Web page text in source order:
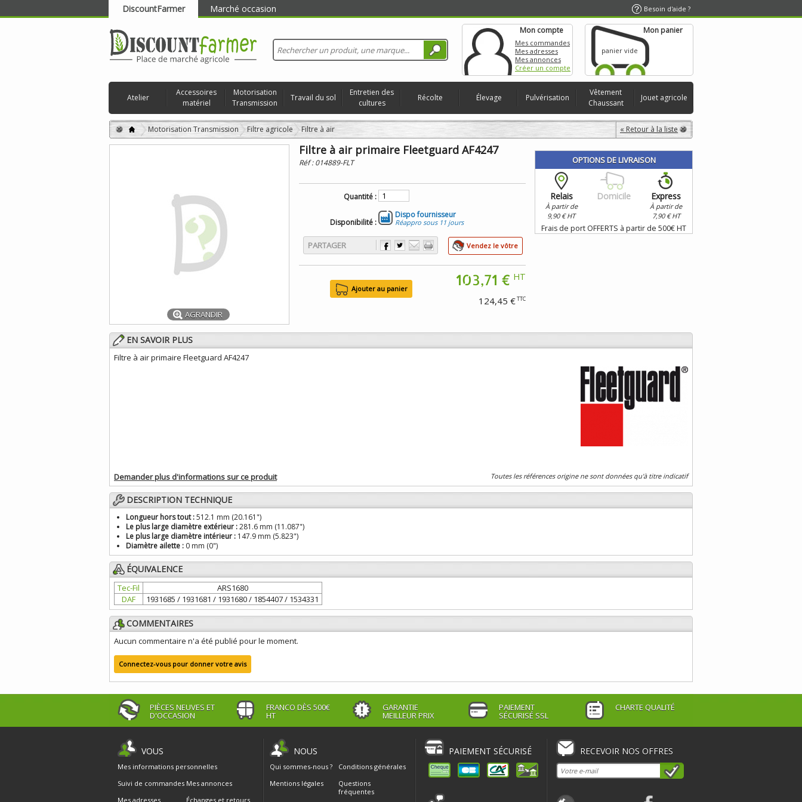
DiscountFarmer Marché occasion Besoin d'aide ?
RECHERCHER
Mon compte
Mes commandes
Mes adresses
Mes annonces
Créer un compte
Mon panier
panier vide
Atelier
Accessoires
matériel
Motorisation
Transmission
Travail du sol
Entretien des
cultures
Récolte Élevage Pulvérisation
Vêtement
Chaussant
Jouet agricole
« Retour à la liste
Motorisation Transmission Filtre agricole Filtre à air
AGRANDIR
Filtre à air primaire Fleetguard AF4247
Réf :014889-FLT
Quantité :
Disponibilité :
Dispo fournisseur
Réappro sous 11 jours
PARTAGER Vendez le vôtre
103,71 € HT
124,45 €TTC
OPTIONS DE LIVRAISON
Relais
À partir de
9,90 € HT
Domicile Express
À partir de
7,90 € HT
Frais de port OFFERTS à partir de 500€ HT
EN SAVOIR PLUS
Filtre à air primaire Fleetguard AF4247
Demander plus d'informations sur ce produit Toutes les références origine ne sont données qu'à titre indicatif
DESCRIPTION TECHNIQUE
Longueur hors tout :512.1 mm (20.161")
Le plus large diamètre extérieur :281.6 mm (11.087")
Le plus large diamètre intérieur : 147.9 mm (5.823")
Diamètre ailette : 0 mm (0")
ÉQUIVALENCE
Tec-Fil
ARS1680
DAF
1931685 / 1931681 / 1931680 / 1854407 / 1534331
COMMENTAIRES
Aucun commentaire n'a été publié pour le moment.
Connectez-vous pour donner votre avis
PIÈCES NEUVES ET
D'OCCASION
FRANCO DÈS 500€
HT
GARANTIE
MEILLEUR PRIX
PAIEMENT
SÉCURISÉ SSL
CHARTE QUALITÉ
VOUS
Mes informations personnelles
Suivi de commandes Mes annonces
Mes adresses
Échanges et retours
NOUS
Qui sommes-nous ?
Conditions générales
Mentions légales
Questions
fréquentes
PAIEMENT SÉCURISÉ RECEVOIR NOS OFFRES